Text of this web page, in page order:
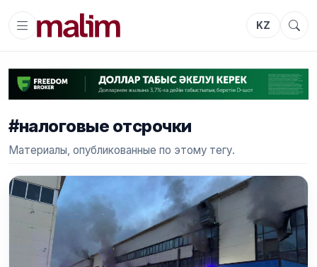
KZ
#налоговые отсрочки
Материалы, опубликованные по этому тегу.